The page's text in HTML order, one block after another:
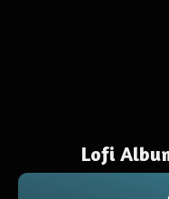
Lofi